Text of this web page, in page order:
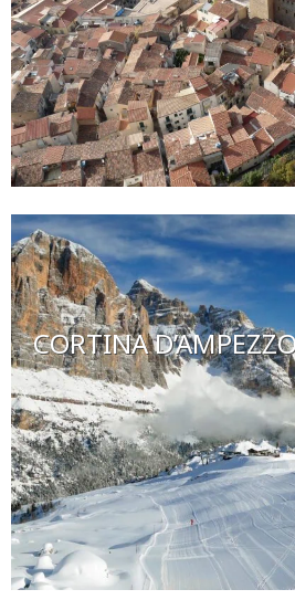
CORTINA